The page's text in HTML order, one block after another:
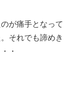
が痛手となって
それでも諦めき
・